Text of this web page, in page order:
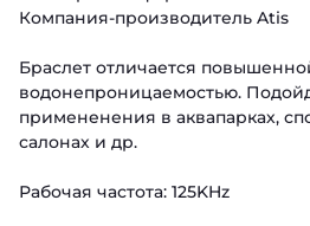
Компания-производитель Atis
Браслет отличается
водонепроницаемостью.
примененения в аквапарках,
салонах и др.
Рабочая частота: 125KHz